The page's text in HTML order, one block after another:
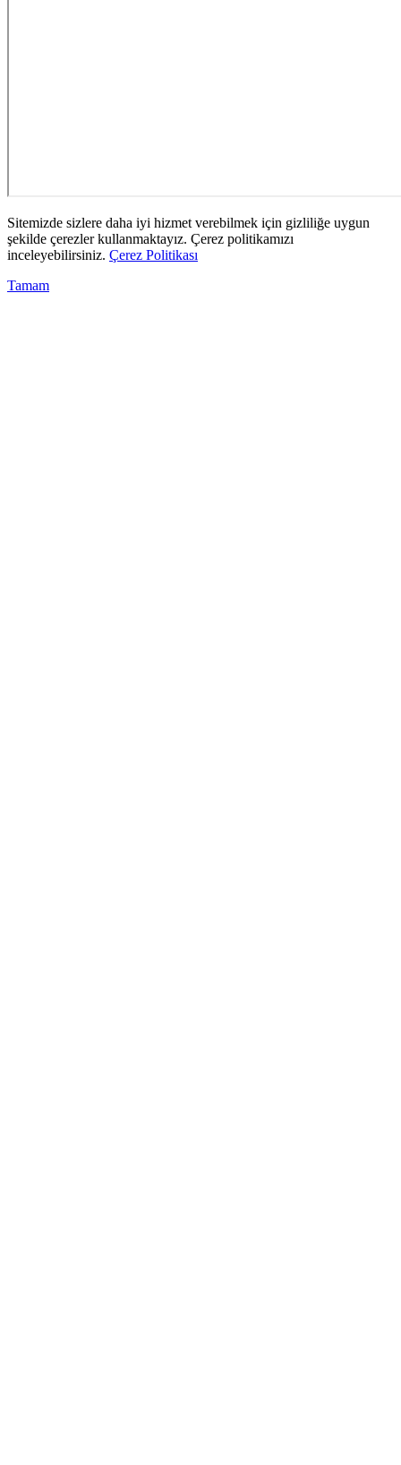
Sitemizde sizlere daha iyi hizmet verebilmek için gizliliğe uygun
şekilde çerezler kullanmaktayız. Çerez politikamızı
inceleyebilirsiniz. Çerez Politikası
Tamam